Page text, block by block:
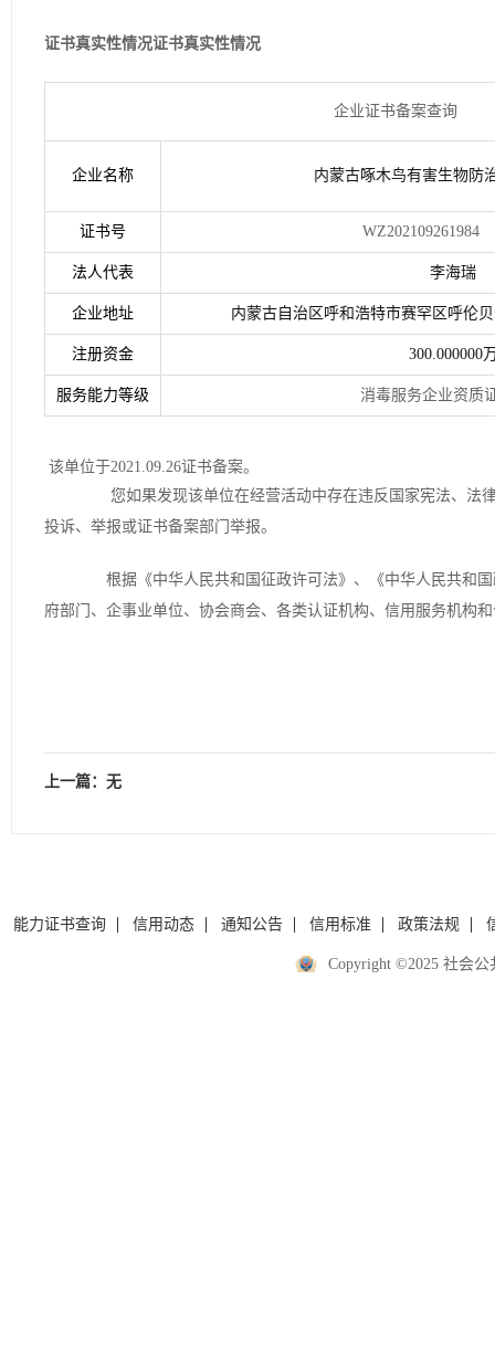
证书真实性情况证书真实性情况
企业证书备案查询
企业名称 内蒙古啄木鸟有害生物防
证书号 WZ202109261984
法人代表 李海瑞
企业地址 内蒙古自治区呼和浩特市赛罕区呼伦
注册资金 300.000000
服务能力等级 消毒服务企业资质
该单位于2021.09.26证书备案。
您如果发现该单位在经营活动中存在违反国家宪法、法
投诉、举报或证书备案部门举报。
根据《中华人民共和国征政许可法》、《中华人民共和国
府部门、企事业单位、协会商会、各类认证机构、信用服务机构
上一篇：无
能力证书查询 信用动态 通知公告 信用标准 政策法规
Copyright ©2025 社会